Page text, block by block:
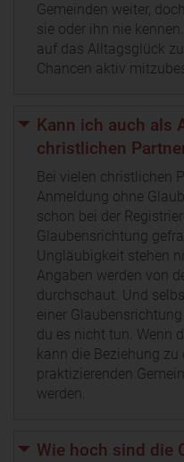
Gemeinden weiter,
sie oder ihn nie
auf das Alltagsglück
Chancen aktiv
Kann ich auch als
christlichen
Bei vielen christlichen
Anmeldung ohne
schon bei der
Glaubensrichtung
Ungläubigkeit stehen
Angaben werden von
durchschaut. Und
einer
du es nicht tun. Wenn
kann die Beziehung
praktizierenden
werden.
Wie hoch sind die